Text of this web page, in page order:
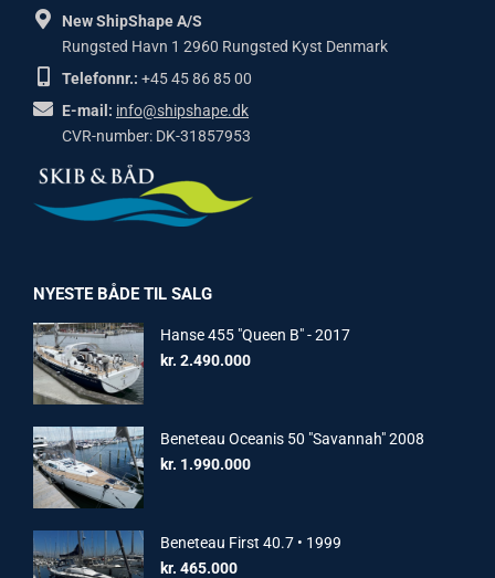
New ShipShape A/S
Rungsted Havn 1 2960 Rungsted Kyst Denmark
Telefonnr.: +45 45 86 85 00
E-mail: info@shipshape.dk
CVR-number: DK-31857953
NYESTE BÅDE TIL SALG
Hanse 455 "Queen B" - 2017
kr. 2.490.000
Beneteau Oceanis 50 "Savannah" 2008
kr. 1.990.000
Beneteau First 40.7 • 1999
kr. 465.000